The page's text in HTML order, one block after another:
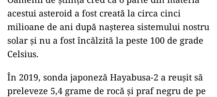
acestui asteroid a fost creată la circa cinci
milioane de ani după naşterea sistemului nostru
solar şi nu a fost încălzită la peste 100 de grade
Celsius.
În 2019, sonda japoneză Hayabusa-2 a reuşit să
preleveze 5,4 grame de rocă şi praf negru de pe